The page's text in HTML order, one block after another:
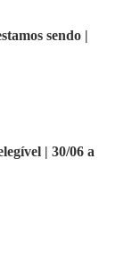
sendo |
| 30/06 a